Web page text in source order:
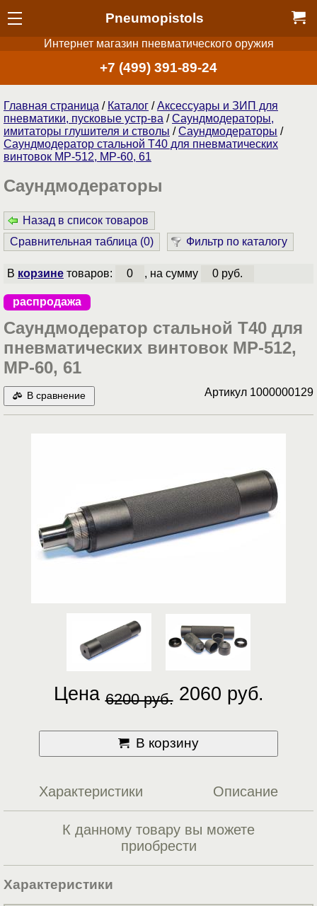
Pneumopistols
Интернет магазин пневматического оружия
+7 (499) 391-89-24
Главная страница / Каталог /Аксессуары и ЗИП для
пневматики, пусковые устр-ва /Саундмодераторы,
имитаторы глушителя и стволы /Саундмодераторы /
Саундмодератор стальной Т40 для пневматических
винтовок МР-512, МР-60, 61
Саундмодераторы
Назад в список товаров
Сравнительная таблица (0) Фильтр по каталогу
В корзинетоваров: 0 , на сумму 0 руб.
распродажа
Саундмодератор стальной Т40 для
пневматических винтовок МР-512,
МР-60, 61
В сравнение Артикул 1000000129
Цена 6200 руб. 2060 руб.
В корзину
Характеристики Описание
К данному товару вы можете
приобрести
Характеристики